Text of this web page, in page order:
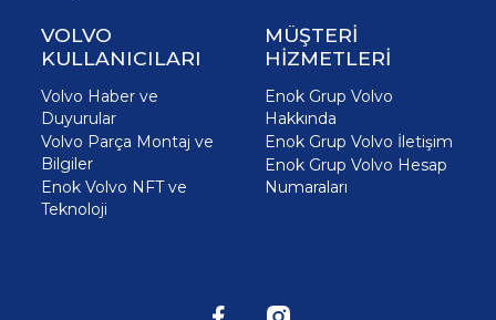
VOLVO
KULLANICILARI
Volvo Haber ve
Duyurular
Volvo Parça Montaj ve
Bilgiler
Enok Volvo NFT ve
Teknoloji
MÜŞTERİ
HİZMETLERİ
Enok Grup Volvo
Hakkında
Enok Grup Volvo İletişim
Enok Grup Volvo Hesap
Numaraları